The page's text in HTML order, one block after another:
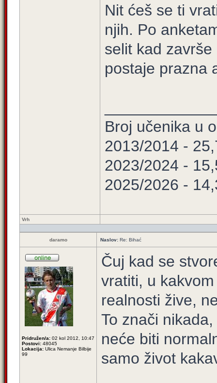
Nit ćeš se ti
njih. Po
selit kad
postaje prazna
Broj učenika u
2013/2014 -
2023/2024 -
2025/2026 -
Vrh
daramo Naslov: Re: Bihać
Pridružen/a: 02 kol 2012, 10:47
Postovi: 48045
Lokacija: Ulica Nemanje Bilbije
99
Čuj kad se
vratiti, u
realnosti žive,
To znači
neće biti
samo život